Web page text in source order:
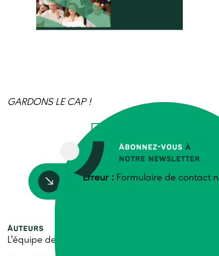
Abonnez-vous à
notre newsletter
Erreur : Formulaire de contact
GARDONS LE CAP !
Accédez à la ressource
Auteurs
L’équipe de Trame